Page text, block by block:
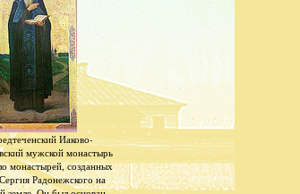
Иаково-
мужской монастырь
монастырей, созданных
Радонежского на